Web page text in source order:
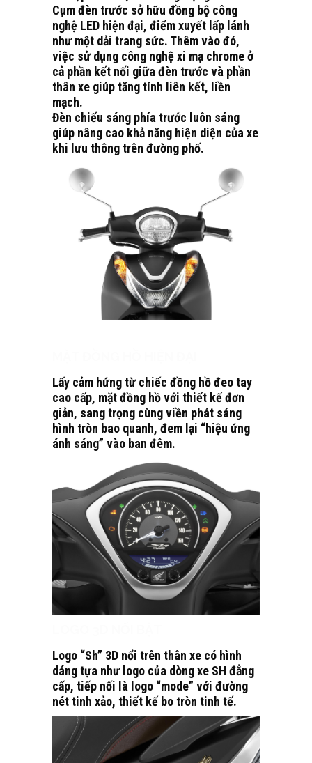
Cụm đèn trước sở hữu đồng bộ công
nghệ LED hiện đại, điểm xuyết lấp lánh
như một dải trang sức. Thêm vào đó,
việc sử dụng công nghệ xi mạ chrome ở
cả phần kết nối giữa đèn trước và phần
thân xe giúp tăng tính liên kết, liền
mạch.
Đèn chiếu sáng phía trước luôn sáng
giúp nâng cao khả năng hiện diện của xe
khi lưu thông trên đường phố.
Lấy cảm hứng từ chiếc đồng hồ đeo tay
cao cấp, mặt đồng hồ với thiết kế đơn
giản, sang trọng cùng viền phát sáng
hình tròn bao quanh, đem lại “hiệu ứng
ánh sáng” vào ban đêm.
Logo “Sh” 3D nổi trên thân xe có hình
dáng tựa như logo của dòng xe SH đẳng
cấp, tiếp nối là logo “mode” với đường
nét tinh xảo, thiết kế bo tròn tinh tế.